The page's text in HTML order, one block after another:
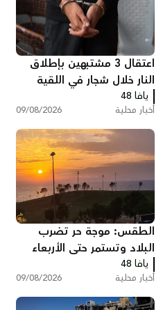
اعتقال 3 مشتبهين بإطلاق
النار خلال شجار في اللقية
يافا 48
أخبار محلية 09/08/2026
الطقس: موجة حر تضرب
البلاد وتستمر حتى الأربعاء
يافا 48
أخبار محلية 09/08/2026